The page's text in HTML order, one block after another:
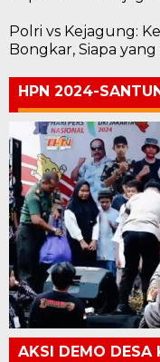
Polri vs Kejagung:
Bongkar, Siapa
HPN 2024-
AKSI DEMO DESA